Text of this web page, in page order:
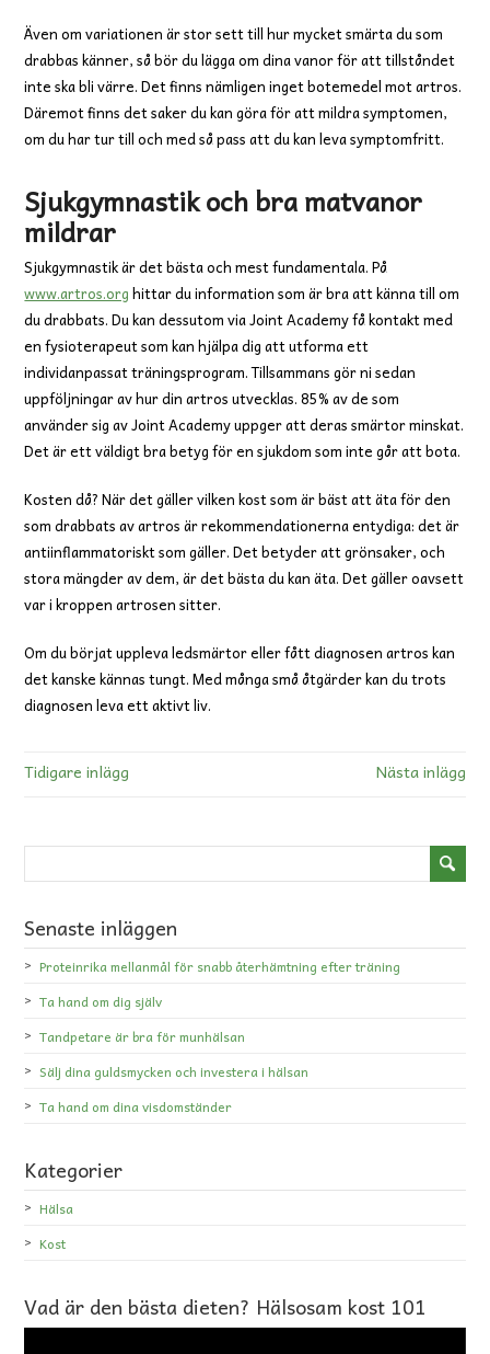
Även om variationen är stor sett till hur mycket smärta du som
drabbas känner, så bör du lägga om dina vanor för att tillståndet
inte ska bli värre. Det finns nämligen inget botemedel mot artros.
Däremot finns det saker du kan göra för att mildra symptomen,
om du har tur till och med så pass att du kan leva symptomfritt.
Sjukgymnastik och bra matvanor
mildrar
Sjukgymnastik är det bästa och mest fundamentala. På
www.artros.orghittar du information som är bra att känna till om
du drabbats. Du kan dessutom via Joint Academy få kontakt med
en fysioterapeut som kan hjälpa dig att utforma ett
individanpassat träningsprogram. Tillsammans gör ni sedan
uppföljningar av hur din artros utvecklas. 85% av de som
använder sig av Joint Academy uppger att deras smärtor minskat.
Det är ett väldigt bra betyg för en sjukdom som inte går att bota.
Kosten då? När det gäller vilken kost som är bäst att äta för den
som drabbats av artros är rekommendationerna entydiga: det är
antiinflammatoriskt som gäller. Det betyder att grönsaker, och
stora mängder av dem, är det bästa du kan äta. Det gäller oavsett
var i kroppen artrosen sitter.
Om du börjat uppleva ledsmärtor eller fått diagnosen artros kan
det kanske kännas tungt. Med många små åtgärder kan du trots
diagnosen leva ett aktivt liv.
Senaste inläggen
Proteinrika mellanmål för snabb återhämtning efter träning
Ta hand om dig själv
Tandpetare är bra för munhälsan
Sälj dina guldsmycken och investera i hälsan
Ta hand om dina visdomständer
Kategorier
Hälsa
Kost
Vad är den bästa dieten? Hälsosam kost 101